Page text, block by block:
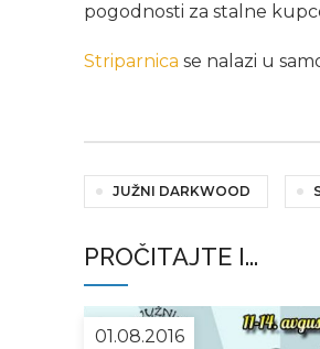
pogodnosti za stalne
Striparnica se nalazi u
JUŽNI DARKWOOD
PROČITAJTE I...
01.08.2016